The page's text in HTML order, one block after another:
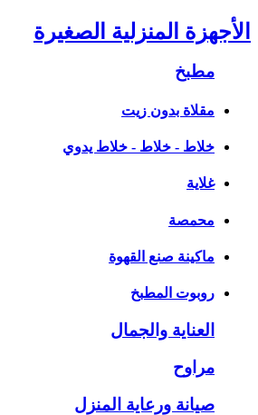
الأجهزة المنزلية الصغيرة
مطبخ
مقلاة بدون زيت
خلاط - خلاط - خلاط يدوي
غلاية
محمصة
ماكينة صنع القهوة
روبوت المطبخ
العناية والجمال
مراوح
صيانة ورعاية المنزل